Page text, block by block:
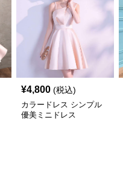
¥4,800 (税込)
カラードレス シンプル
優美ミニドレス